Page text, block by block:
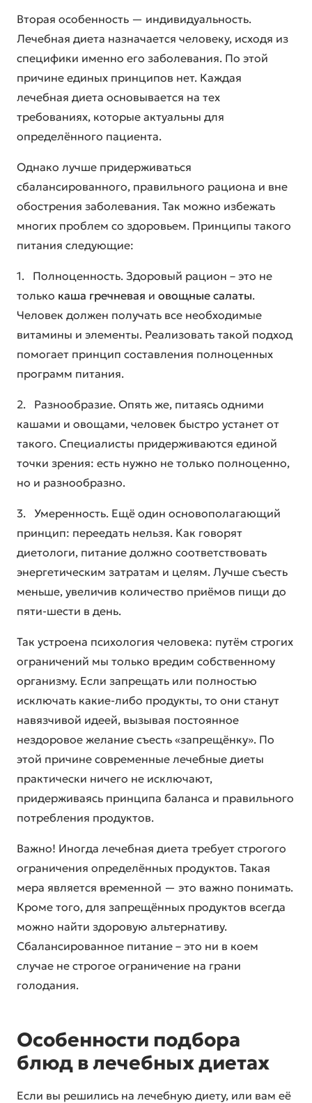
Вторая особенность — индивидуальность.
Лечебная диета назначается человеку, исходя из
специфики именно его заболевания. По этой
причине единых принципов нет. Каждая
лечебная диета основывается на тех
требованиях, которые актуальны для
определённого пациента.
Однако лучше придерживаться
сбалансированного, правильного рациона и вне
обострения заболевания. Так можно избежать
многих проблем со здоровьем. Принципы такого
питания следующие:
1. Полноценность. Здоровый рацион – это не
только каша гречневая и овощные салаты.
Человек должен получать все необходимые
витамины и элементы. Реализовать такой подход
помогает принцип составления полноценных
программ питания.
2. Разнообразие. Опять же, питаясь одними
кашами и овощами, человек быстро устанет от
такого. Специалисты придерживаются единой
точки зрения: есть нужно не только полноценно,
но и разнообразно.
3. Умеренность. Ещё один основополагающий
принцип: переедать нельзя. Как говорят
диетологи, питание должно соответствовать
энергетическим затратам и целям. Лучше съесть
меньше, увеличив количество приёмов пищи до
пяти-шести в день.
Так устроена психология человека: путём строгих
ограничений мы только вредим собственному
организму. Если запрещать или полностью
исключать какие-либо продукты, то они станут
навязчивой идеей, вызывая постоянное
нездоровое желание съесть «запрещёнку». По
этой причине современные лечебные диеты
практически ничего не исключают,
придерживаясь принципа баланса и правильного
потребления продуктов.
Важно! Иногда лечебная диета требует строгого
ограничения определённых продуктов. Такая
мера является временной — это важно понимать.
Кроме того, для запрещённых продуктов всегда
можно найти здоровую альтернативу.
Сбалансированное питание – это ни в коем
случае не строгое ограничение на грани
голодания.
Особенности подбора
блюд в лечебных диетах
Если вы решились на лечебную диету, или вам её